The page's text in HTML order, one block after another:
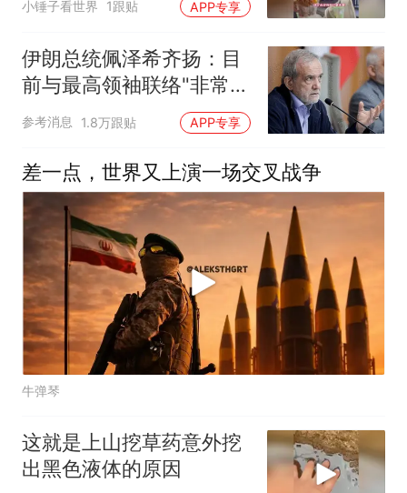
小锤子看世界 1跟贴 APP专享
伊朗总统佩泽希齐扬：目
前与最高领袖联络"非常困
难"
参考消息 1.8万跟贴 APP专享
差一点，世界又上演一场交叉战争
牛弹琴
这就是上山挖草药意外挖
出黑色液体的原因